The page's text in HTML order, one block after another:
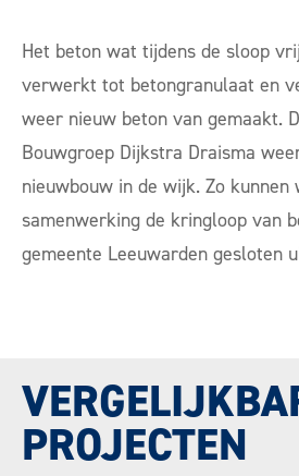
Het beton wat tijdens de sloop
verwerkt tot betongranulaat en
weer nieuw beton van gemaakt.
Bouwgroep Dijkstra Draisma
nieuwbouw in de wijk. Zo kunnen
samenwerking de kringloop van
gemeente Leeuwarden gesloten
PROJECTEN